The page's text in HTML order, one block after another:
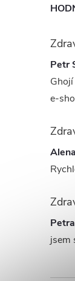
Petr
e-
jsem